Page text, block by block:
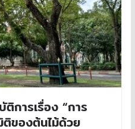
การเรื่อง “การ
ของต้นไม้ด้วย